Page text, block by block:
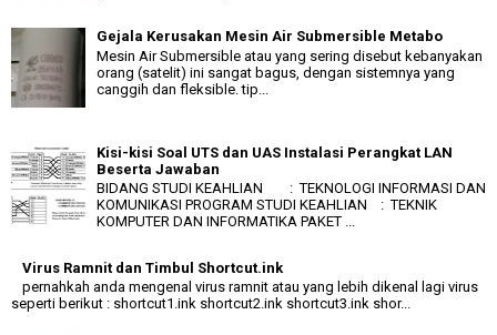
Gejala Kerusakan Mesin Air Submersible Metabo
Mesin Air Submersible atau yang sering disebut kebanyakan
orang (satelit) ini sangat bagus, dengan sistemnya yang
canggih dan fleksible. tip...
Kisi-kisi Soal UTS dan UAS Instalasi Perangkat LAN
Beserta Jawaban
BIDANG STUDI KEAHLIAN : TEKNOLOGI INFORMASI DAN
KOMUNIKASI PROGRAM STUDI KEAHLIAN : TEKNIK
KOMPUTER DAN INFORMATIKA PAKET ...
Virus Ramnit dan Timbul Shortcut.ink
pernahkah anda mengenal virus ramnit atau yang lebih dikenal lagi virus
seperti berikut : shortcut1.ink shortcut2.ink shortcut3.ink shor...